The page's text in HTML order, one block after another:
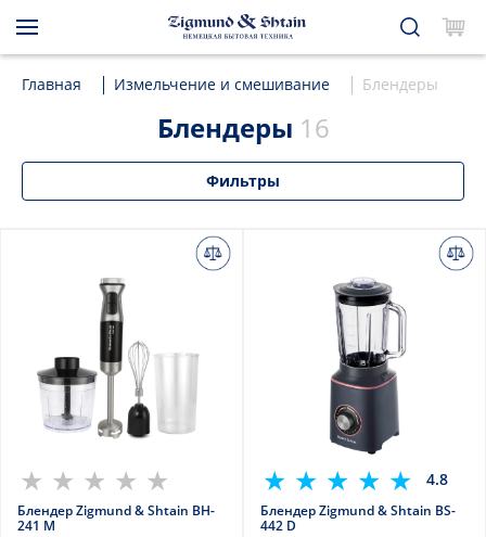
Главная Измельчение и смешивание Блендеры
Блендеры 16
Фильтры
Блендер Zigmund & Shtain BH-
241 M
4.8
Блендер Zigmund & Shtain BS-
442 D